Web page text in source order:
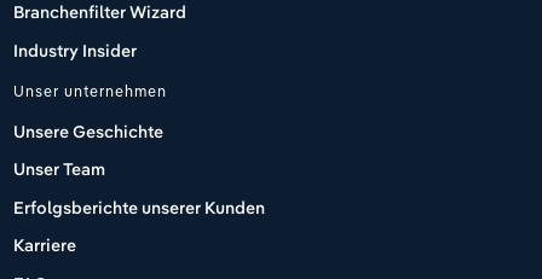
Branchenfilter Wizard
Industry Insider
Unser unternehmen
Unsere Geschichte
Unser Team
Erfolgsberichte unserer Kunden
Karriere